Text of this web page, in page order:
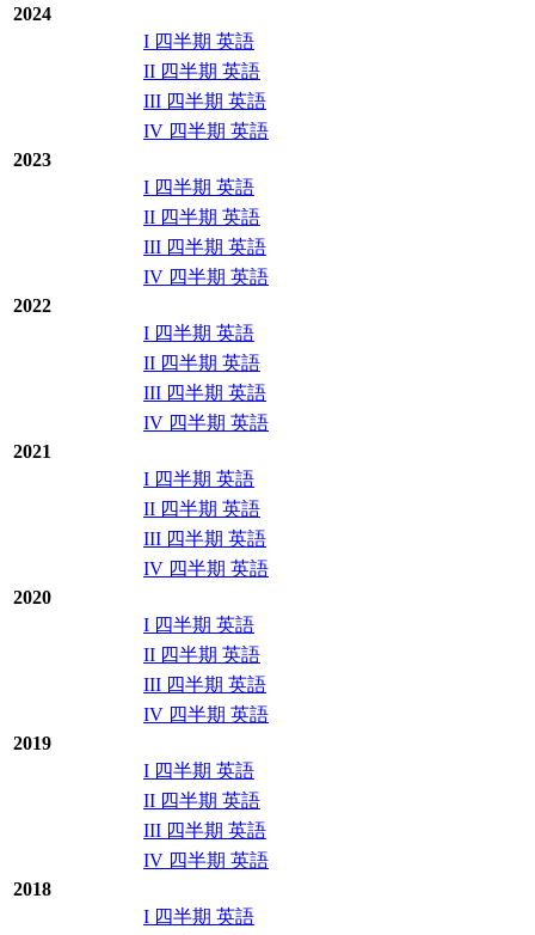
2024
I 四半期 英語
II 四半期 英語
III 四半期 英語
IV 四半期 英語
2023
I 四半期 英語
II 四半期 英語
III 四半期 英語
IV 四半期 英語
2022
I 四半期 英語
II 四半期 英語
III 四半期 英語
IV 四半期 英語
2021
I 四半期 英語
II 四半期 英語
III 四半期 英語
IV 四半期 英語
2020
I 四半期 英語
II 四半期 英語
III 四半期 英語
IV 四半期 英語
2019
I 四半期 英語
II 四半期 英語
III 四半期 英語
IV 四半期 英語
2018
I 四半期 英語